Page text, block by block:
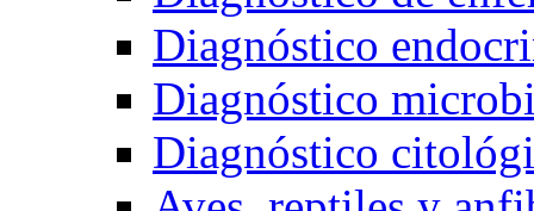
Diagnóstico
Diagnóstico
Diagnóstico